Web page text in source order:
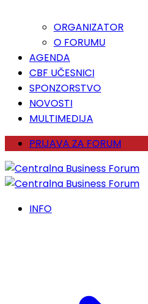
ORGANIZATOR
O FORUMU
AGENDA
CBF UČESNICI
SPONZORSTVO
NOVOSTI
MULTIMEDIJA
PRIJAVA ZA FORUM
INFO